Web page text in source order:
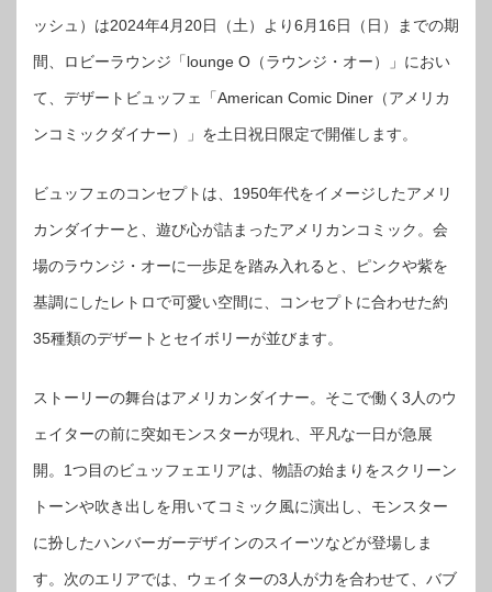
ッシュ）は2024年4月20日（土）より6月16日（日）までの期
間、ロビーラウンジ「lounge O（ラウンジ・オー）」におい
て、デザートビュッフェ「American Comic Diner（アメリカ
ンコミックダイナー）」を土日祝日限定で開催します。
ビュッフェのコンセプトは、1950年代をイメージしたアメリ
カンダイナーと、遊び心が詰まったアメリカンコミック。会
場のラウンジ・オーに一歩足を踏み入れると、ピンクや紫を
基調にしたレトロで可愛い空間に、コンセプトに合わせた約
35種類のデザートとセイボリーが並びます。
ストーリーの舞台はアメリカンダイナー。そこで働く3人のウ
ェイターの前に突如モンスターが現れ、平凡な一日が急展
開。1つ目のビュッフェエリアは、物語の始まりをスクリーン
トーンや吹き出しを用いてコミック風に演出し、モンスター
に扮したハンバーガーデザインのスイーツなどが登場しま
す。次のエリアでは、ウェイターの3人が力を合わせて、バブ